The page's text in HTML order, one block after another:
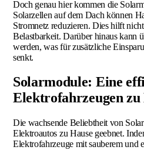
Doch genau hier kommen die
Solarzellen auf dem Dach können
Stromnetz reduzieren. Dies hilft
Belastbarkeit. Darüber hinaus kann
werden, was für zusätzliche
senkt.
Solarmodule: Eine
Elektrofahrzeugen zu
Die wachsende Beliebtheit von
Elektroautos zu Hause geebnet.
Elektrofahrzeuge mit sauberem und